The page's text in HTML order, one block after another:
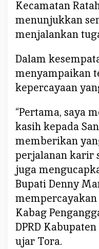
Kecamatan
menunjukkan
menjalankan
Dalam
menyampaikan
kepercayaan
“Pertama, saya
kasih kepada
memberikan
perjalanan karir
juga
Bupati Denny
Kabag
DPRD
ujar Tora.